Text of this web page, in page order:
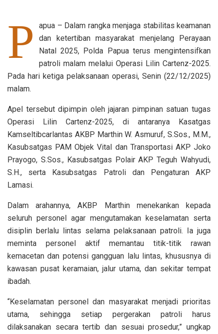
P
apua – Dalam rangka menjaga stabilitas keamanan
dan ketertiban masyarakat menjelang Perayaan
Natal 2025, Polda Papua terus mengintensifkan
patroli malam melalui Operasi Lilin Cartenz-2025.
Pada hari ketiga pelaksanaan operasi, Senin (22/12/2025)
malam.
Apel tersebut dipimpin oleh jajaran pimpinan satuan tugas
Operasi Lilin Cartenz-2025, di antaranya Kasatgas
Kamseltibcarlantas AKBP Marthin W. Asmuruf, S.Sos., M.M.,
Kasubsatgas PAM Objek Vital dan Transportasi AKP Joko
Prayogo, S.Sos., Kasubsatgas Polair AKP Teguh Wahyudi,
S.H., serta Kasubsatgas Patroli dan Pengaturan AKP
Lamasi.
Dalam arahannya, AKBP Marthin menekankan kepada
seluruh personel agar mengutamakan keselamatan serta
disiplin berlalu lintas selama pelaksanaan patroli. Ia juga
meminta personel aktif memantau titik-titik rawan
kemacetan dan potensi gangguan lalu lintas, khususnya di
kawasan pusat keramaian, jalur utama, dan sekitar tempat
ibadah.
“Keselamatan personel dan masyarakat menjadi prioritas
utama, sehingga setiap pergerakan patroli harus
dilaksanakan secara tertib dan sesuai prosedur,” ungkap